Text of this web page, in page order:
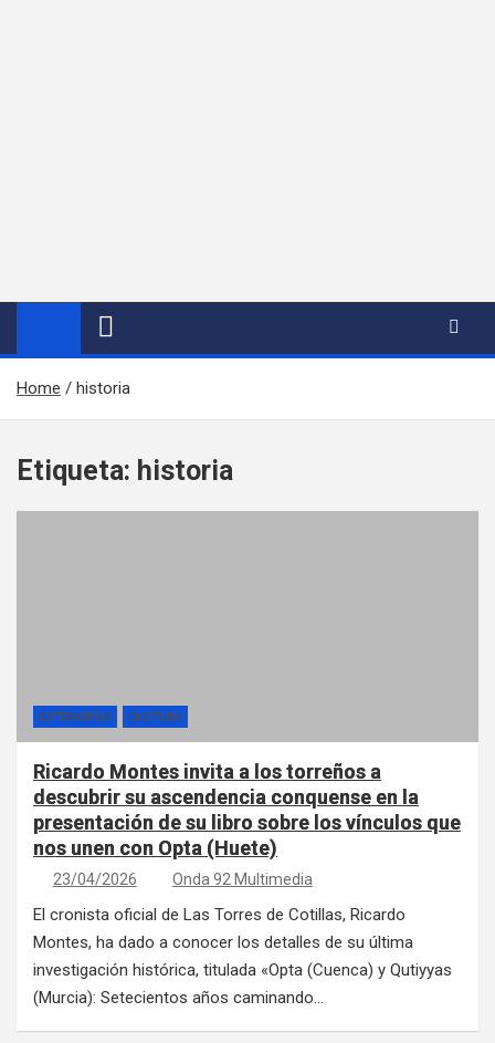
Home historia
Etiqueta: historia
CATEGORÍAS CULTURA
Ricardo Montes invita a los torreños a
descubrir su ascendencia conquense en la
presentación de su libro sobre los vínculos que
nos unen con Opta (Huete)
23/04/2026 Onda 92 Multimedia
El cronista oficial de Las Torres de Cotillas, Ricardo
Montes, ha dado a conocer los detalles de su última
investigación histórica, titulada «Opta (Cuenca) y Qutiyyas
(Murcia): Setecientos años caminando…